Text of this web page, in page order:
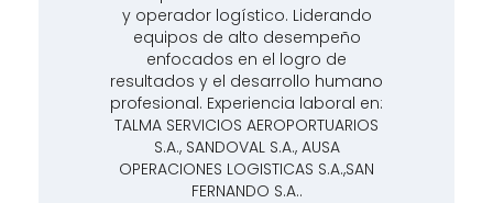
y operador logístico. Liderando
equipos de alto desempeño
enfocados en el logro de
resultados y el desarrollo humano
profesional. Experiencia laboral en:
TALMA SERVICIOS AEROPORTUARIOS
S.A., SANDOVAL S.A., AUSA
OPERACIONES LOGISTICAS S.A.,SAN
FERNANDO S.A..